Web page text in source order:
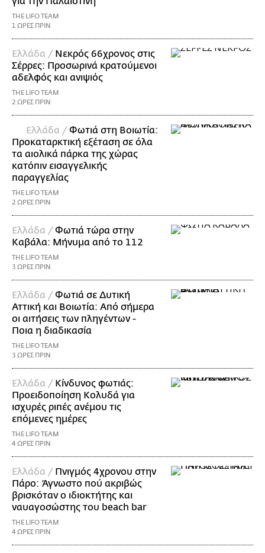
THE LIFO TEAM
1 ΩΡΕΣ ΠΡΙΝ
Ελλάδα / Νεκρός 66χρονος στις
Σέρρες: Προσωρινά κρατούμενοι
αδελφός και ανιψιός
THE LIFO TEAM
2 ΩΡΕΣ ΠΡΙΝ
Ελλάδα /Φωτιά στη Βοιωτία:
Προκαταρκτική εξέταση σε όλα
τα αιολικά πάρκα της χώρας
κατόπιν εισαγγελικής
παραγγελίας
THE LIFO TEAM
2 ΩΡΕΣ ΠΡΙΝ
Ελλάδα /Φωτιά τώρα στην
Καβάλα: Μήνυμα από το 112
THE LIFO TEAM
3 ΩΡΕΣ ΠΡΙΝ
Ελλάδα /Φωτιά σε Δυτική
Αττική και Βοιωτία: Από σήμερα
οι αιτήσεις των πληγέντων -
Ποια η διαδικασία
THE LIFO TEAM
3 ΩΡΕΣ ΠΡΙΝ
Ελλάδα / Κίνδυνος φωτιάς:
Προειδοποίηση Κολυδά για
ισχυρές ριπές ανέμου τις
επόμενες ημέρες
THE LIFO TEAM
4 ΩΡΕΣ ΠΡΙΝ
Ελλάδα / Πνιγμός 4χρονου στην
Πάρο: Άγνωστο πού ακριβώς
βρισκόταν ο ιδιοκτήτης και
ναυαγοσώστης του beach bar
THE LIFO TEAM
4 ΩΡΕΣ ΠΡΙΝ